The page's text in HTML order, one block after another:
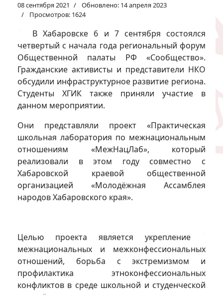
08 сентября 2021
Обновлено: 14 апреля 2023
Просмотров: 1624
В Хабаровске 6 и 7 сентября состоялся
четвертый с начала года региональный форум
Общественной палаты РФ «Сообщество».
Гражданские активисты и представители НКО
обсудили инфраструктурное развитие региона.
Студенты ХГИК также приняли участие в
данном мероприятии.
Они представляли проект «Практическая
школьная лаборатория по межнациональным
отношениям «МежНацЛаб», который
реализовали в этом году совместно с
Хабаровской краевой общественной
организацией «Молодёжная Ассамблея
народов Хабаровского края».
Целью проекта является укрепление
межнациональных и межконфессиональных
отношений, борьба с экстремизмом и
профилактика этноконфессиональных
конфликтов в среде школьной и студенческой